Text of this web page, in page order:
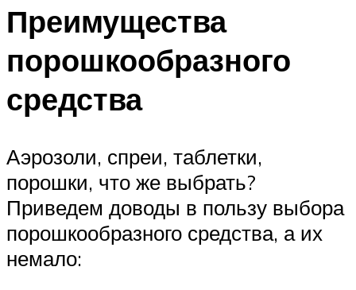
Преимущества
порошкообразного
средства
Аэрозоли, спреи, таблетки,
порошки, что же выбрать?
Приведем доводы в пользу выбора
порошкообразного средства, а их
немало: